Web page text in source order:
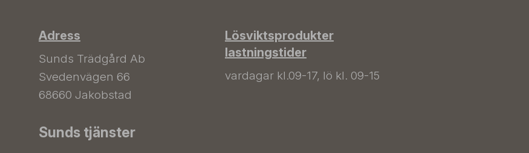
Adress
Sunds Trädgård Ab
Svedenvägen 66
68660 Jakobstad
Lösviktsprodukter
lastningstider
vardagar kl.09-17, lö kl. 09-15
Sunds tjänster